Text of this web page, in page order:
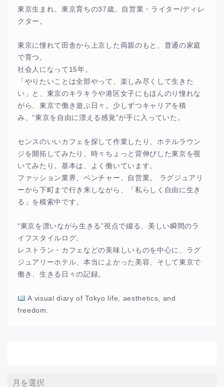
東京生まれ、東京育ちの37歳。自営業・ライター/ディレ
クター。
東京に憧れて田舎から上京した両親のもと、普通の家庭
で育つ。
社会人になって15年。
「やりたいことは全部やって、楽しみ尽くして生きた
い」と、東京のキラキラや港区女子にもほんのり憧れな
がら、東京で働き遊ぶ日々。少しずつキャリアを積
み、“東京を自由に漂える感覚”が手に入っていた。
センスのいいカフェを探して作業したり、ホテルラウン
ジを開拓してみたり、時々ちょっと背伸びした東京を覗
いてみたり。基本は、よく働いています。
ファッション業界、ベンチャー、自営業。 ラグジュアリ
ーから下町まで行き来しながら、「私らしく自由に生き
る」を模索中です。
“東京を漂いながら生きる”視点で綴る、美しい瞬間のラ
イフスタイルログ。
レストラン・カフェなどの美味しいものを中心に、ラグ
ジュアリーホテル、本当によかった美容、そして東京で
働き、生きる日々の記録。
A visual diary of Tokyo life, aesthetics, and
freedom.